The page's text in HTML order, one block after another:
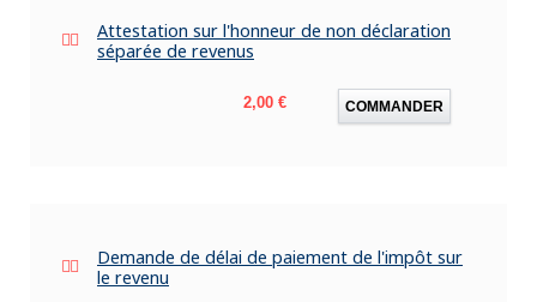
Attestation sur l'honneur de non déclaration
séparée de revenus
Prix
2,00 € COMMANDER
Demande de délai de paiement de l'impôt sur
le revenu